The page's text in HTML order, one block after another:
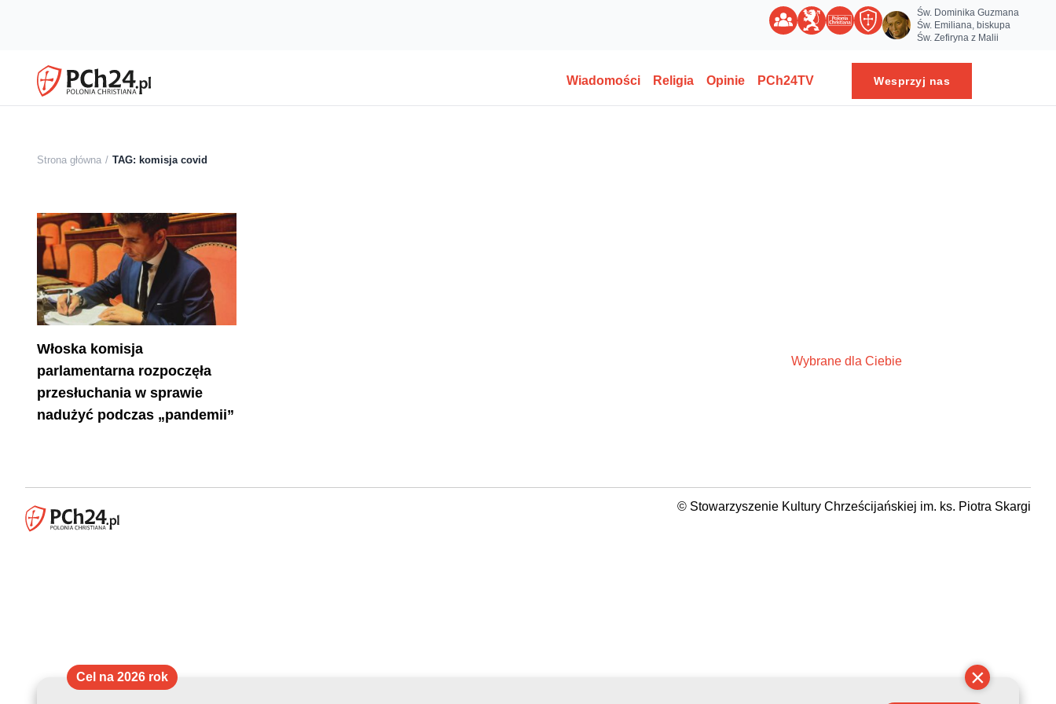
Św. Dominika Guzmana
Św. Emiliana, biskupa
Św. Zefiryna z Malii
Wiadomości Religia Opinie PCh24TV Wesprzyj nas
Strona główna TAG: komisja covid
Włoska komisja
parlamentarna rozpoczęła
przesłuchania w sprawie
nadużyć podczas „pandemii”
Wybrane dla Ciebie
© Stowarzyszenie Kultury Chrześcijańskiej im. ks. Piotra Skargi
×
Cel na 2026 rok